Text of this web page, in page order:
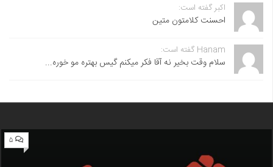
اکبر گفته است:
احسنت ‌کلامتون متین
Hanam گفته است:
سلام وقت بخیر نه آقا فکر میکنم گیس بهتره مو خوره...
۵